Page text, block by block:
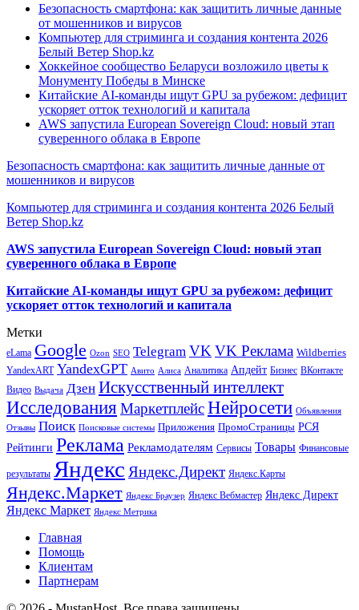
Безопасность смартфона: как защитить личные данные
от мошенников и вирусов
Компьютер для стриминга и создания контента 2026
Белый Ветер Shop.kz
Хоккейное сообщество Беларуси возложило цветы к
Монументу Победы в Минске
Китайские AI-команды ищут GPU за рубежом: дефицит
ускоряет отток технологий и капитала
AWS запустила European Sovereign Cloud: новый этап
суверенного облака в Европе
Безопасность смартфона: как защитить личные данные от
мошенников и вирусов
Компьютер для стриминга и создания контента 2026 Белый
Ветер Shop.kz
AWS запустила European Sovereign Cloud: новый этап
суверенного облака в Европе
Китайские AI-команды ищут GPU за рубежом: дефицит
ускоряет отток технологий и капитала
Метки
eLama Google Ozon SEO Telegram VK VK Реклама Wildberries
YandexART YandexGPT Авито Алиса Аналитика Апдейт Бизнес ВКонтакте
Видео Выдача Дзен Искусственный интеллект
Исследования МаркетплейсНейросети Объявления
Отзывы Поиск Поисковые системы Приложения ПромоСтраницы РСЯ
Рейтинги Реклама Рекламодателям Сервисы Товары Финансовые
результаты Яндекс Яндекс.Директ Яндекс.Карты
Яндекс.Маркет Яндекс Браузер Яндекс Вебмастер Яндекс Директ
Яндекс Маркет Яндекс Метрика
Главная
Помощь
Клиентам
Партнерам